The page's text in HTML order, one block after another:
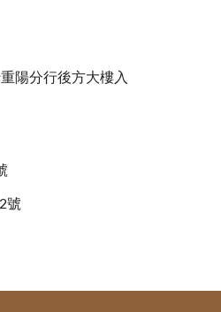
陽分行後方大樓入
號